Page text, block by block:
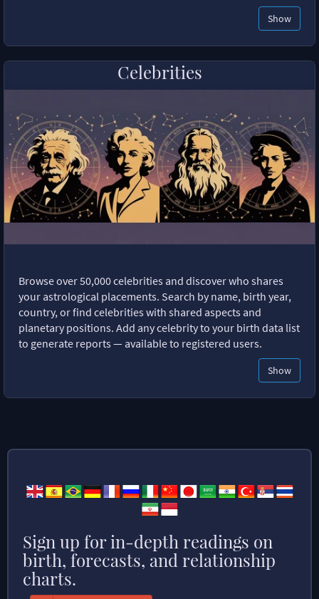
Show
Celebrities
Browse over 50,000 celebrities and discover who shares
your astrological placements. Search by name, birth year,
country, or find celebrities with shared aspects and
planetary positions. Add any celebrity to your birth data list
to generate reports — available to registered users.
Show
Sign up for in-depth readings on
birth, forecasts, and relationship
charts.